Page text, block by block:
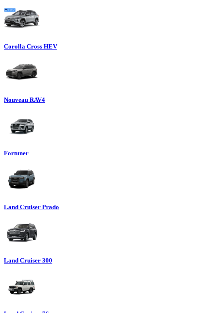
Corolla Cross HEV
Nouveau RAV4
Fortuner
Land Cruiser Prado
Land Cruiser 300